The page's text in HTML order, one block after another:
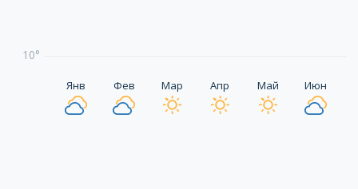
10°
Янв Фев Мар Апр Май Июн